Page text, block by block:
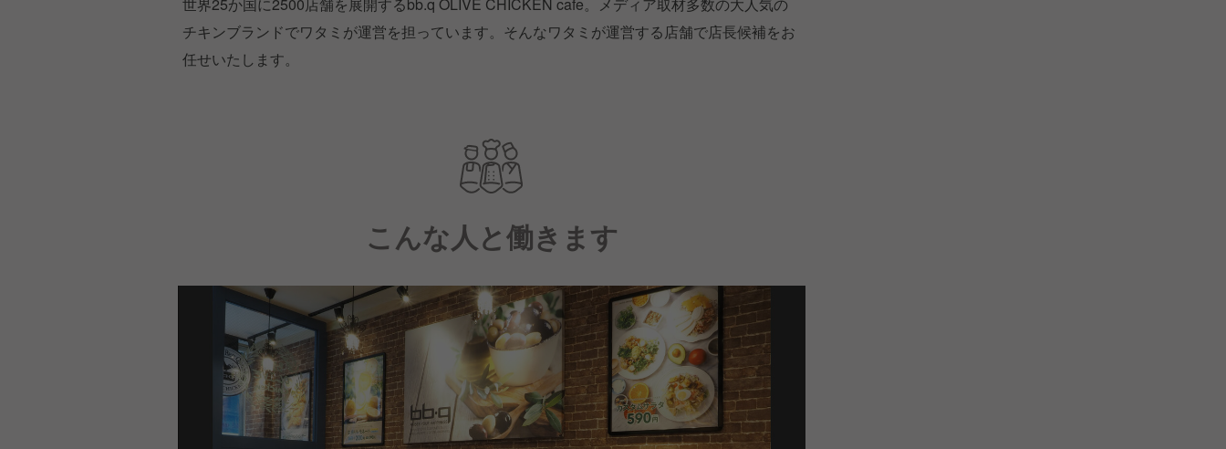
チキンブランドでワタミが運営を担っています。そんなワタミが運営する店舗で店長候補をお
任せいたします。
こんな人と働きます